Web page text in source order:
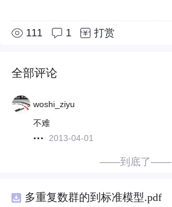
111 1 打赏
全部评论
woshi_ziyu
不难
2013-04-01
——到底了——
多重复数群的到标准模型.pdf